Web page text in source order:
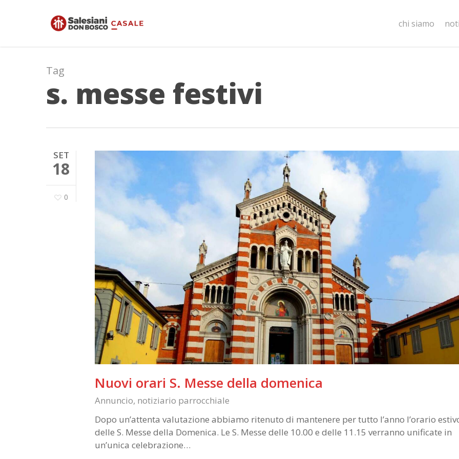
chi siamo
Tag
s. messe festivi
SET
18
0
Nuovi orari S. Messe della domenica
Annuncio, notiziario parrocchiale
Dopo un’attenta valutazione abbiamo ritenuto di mantenere per tutto l’anno l’orario
delle S. Messe della Domenica. Le S. Messe delle 10.00 e delle 11.15 verranno unificate in
un’unica celebrazione…